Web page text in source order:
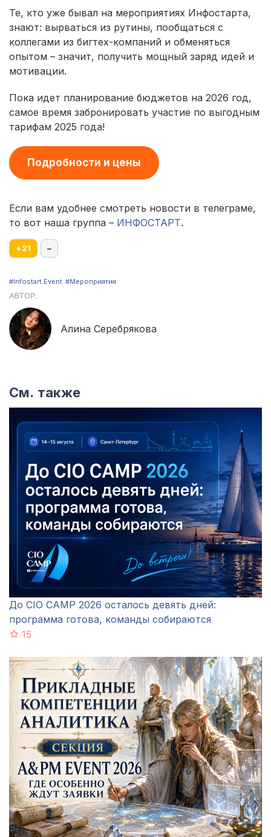
Те, кто уже бывал на мероприятиях Инфостарта,
знают: вырваться из рутины, пообщаться с
коллегами из бигтех-компаний и обменяться
опытом – значит, получить мощный заряд идей и
мотивации.
Пока идет планирование бюджетов на 2026 год,
самое время забронировать участие по выгодным
тарифам 2025 года!
Подробности и цены
Если вам удобнее смотреть новости в телеграме,
то вот наша группа – ИНФОСТАРТ.
+21 –
#Infostart Event #Мероприятия
АВТОР:
Алина Серебрякова
См. также
До CIO CAMP 2026 осталось девять дней:
программа готова, команды собираются
15